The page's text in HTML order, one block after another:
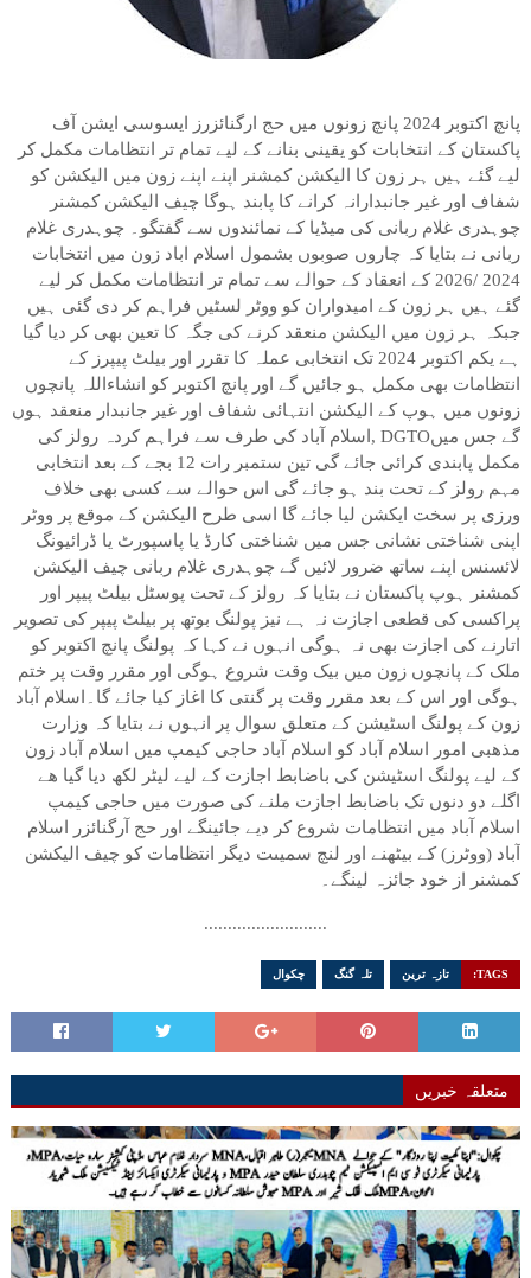
پانچ اکتوبر 2024 پانچ زونوں میں حج ارگنائزرز ایسوسی ایشن آف
پاکستان کے انتخابات کو یقینی بنانے کے لیے تمام تر انتظامات مکمل کر
لیے گئے ہیں ہر زون کا الیکشن کمشنر اپنے اپنے زون میں الیکشن کو
شفاف اور غیر جانبدارانہ کرانے کا پابند ہوگا چیف الیکشن کمشنر
چوہدری غلام ربانی کی میڈیا کے نمائندوں سے گفتگو۔ چوہدری غلام
ربانی نے بتایا کہ چاروں صوبوں بشمول اسلام اباد زون میں انتخابات
2024 /2026 کے انعقاد کے حوالے سے تمام تر انتظامات مکمل کر لیے
گئے ہیں ہر زون کے امیدواران کو ووٹر لسٹیں فراہم کر دی گئی ہیں
جبکہ ہر زون میں الیکشن منعقد کرنے کی جگہ کا تعین بھی کر دیا گیا
ہے یکم اکتوبر 2024 تک انتخابی عملہ کا تقرر اور بیلٹ پیپرز کے
انتظامات بھی مکمل ہو جائیں گے اور پانچ اکتوبر کو انشاءاللہ پانچوں
زونوں میں ہوپ کے الیکشن انتہائی شفاف اور غیر جانبدار منعقد ہوں
گے جس میںDGTO ,اسلام آباد کی طرف سے فراہم کردہ رولز کی
مکمل پابندی کرائی جائے گی تین ستمبر رات 12 بجے کے بعد انتخابی
مہم رولز کے تحت بند ہو جائے گی اس حوالے سے کسی بھی خلاف
ورزی پر سخت ایکشن لیا جائے گا اسی طرح الیکشن کے موقع پر ووٹر
اپنی شناختی نشانی جس میں شناختی کارڈ یا پاسپورٹ یا ڈرائیونگ
لائسنس اپنے ساتھ ضرور لائیں گے چوہدری غلام ربانی چیف الیکشن
کمشنر ہوپ پاکستان نے بتایا کہ رولز کے تحت پوسٹل بیلٹ پیپر اور
پراکسی کی قطعی اجازت نہ ہے نیز پولنگ بوتھ پر بیلٹ پیپر کی تصویر
اتارنے کی اجازت بھی نہ ہوگی انہوں نے کہا کہ پولنگ پانچ اکتوبر کو
ملک کے پانچوں زون میں بیک وقت شروع ہوگی اور مقرر وقت پر ختم
ہوگی اور اس کے بعد مقرر وقت پر گنتی کا اغاز کیا جائے گا۔اسلام آباد
زون کے پولنگ اسٹیشن کے متعلق سوال پر انہوں نے بتایا کہ وزارت
مذھبی امور اسلام آباد کو اسلام آباد حاجی کیمپ میں اسلام آباد زون
کے لیے پولنگ اسٹیشن کی باضابط اجازت کے لیے لیٹر لکھ دیا گیا ھے
اگلے دو دنوں تک باضابط اجازت ملنے کی صورت میں حاجی کیمپ
اسلام آباد میں انتظامات شروع کر دیے جائینگے اور حج آرگنائزر اسلام
آباد (ووٹرز) کے بیٹھنے اور لنچ سمیںت دیگر انتظامات کو چیف الیکشن
کمشنر از خود جائزہ لینگے۔
..........................
TAGS: تازہ ترین تلہ گنگ چکوال
متعلقہ خبریں